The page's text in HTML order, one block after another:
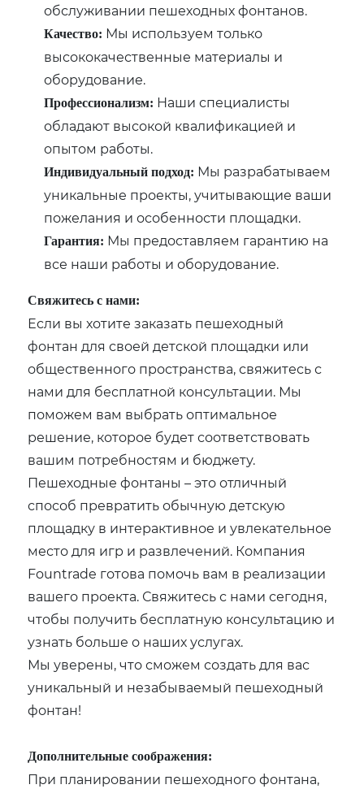
обслуживании пешеходных фонтанов.
Качество: Мы используем только
высококачественные материалы и
оборудование.
Профессионализм: Наши специалисты
обладают высокой квалификацией и
опытом работы.
Индивидуальный подход: Мы разрабатываем
уникальные проекты, учитывающие ваши
пожелания и особенности площадки.
Гарантия: Мы предоставляем гарантию на
все наши работы и оборудование.
Свяжитесь с нами:
Если вы хотите заказать пешеходный
фонтан для своей детской площадки или
общественного пространства, свяжитесь с
нами для бесплатной консультации. Мы
поможем вам выбрать оптимальное
решение, которое будет соответствовать
вашим потребностям и бюджету.
Пешеходные фонтаны – это отличный
способ превратить обычную детскую
площадку в интерактивное и увлекательное
место для игр и развлечений. Компания
Fountrade готова помочь вам в реализации
вашего проекта. Свяжитесь с нами сегодня,
чтобы получить бесплатную консультацию и
узнать больше о наших услугах.
Мы уверены, что сможем создать для вас
уникальный и незабываемый пешеходный
фонтан!
Дополнительные соображения:
При планировании пешеходного фонтана,